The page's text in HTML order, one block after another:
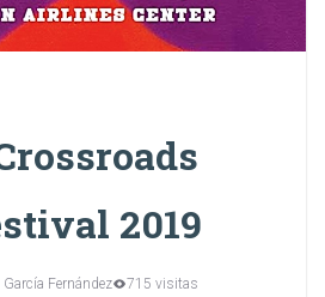
2019
Fernández 715 visitas